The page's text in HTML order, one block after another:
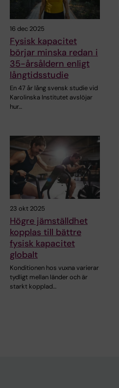
16 dec 2025
Fysisk kapacitet
börjar minska redan i
35-årsåldern enligt
långtidsstudie
En 47 år lång svensk studie vid
Karolinska Institutet avslöjar
hur…
23 okt 2025
Högre jämställdhet
kopplas till bättre
fysisk kapacitet
globalt
Konditionen hos vuxna varierar
tydligt mellan länder och är
starkt kopplad…